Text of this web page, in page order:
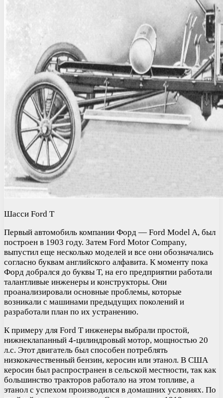
Шасси Ford T
Первый автомобиль компании Форд — Ford Model A, был
построен в 1903 году. Затем Ford Motor Company,
выпустил еще несколько моделей и все они обозначались
согласно буквам английского алфавита. К моменту пока
Форд добрался до буквы T, на его предприятии работали
талантливые инженеры и конструкторы. Они
проанализировали основные проблемы, которые
возникали с машинами предыдущих поколений и
разработали план по их устранению.
К примеру для Ford T инженеры выбрали простой,
нижнеклапанный 4-цилиндровый мотор, мощностью 20
л.с. Этот двигатель был способен потреблять
низкокачественный бензин, керосин или этанол. В США
керосин был распространен в сельской местности, так как
большинство тракторов работало на этом топливе, а
этанол с успехом производился в домашних условиях. По